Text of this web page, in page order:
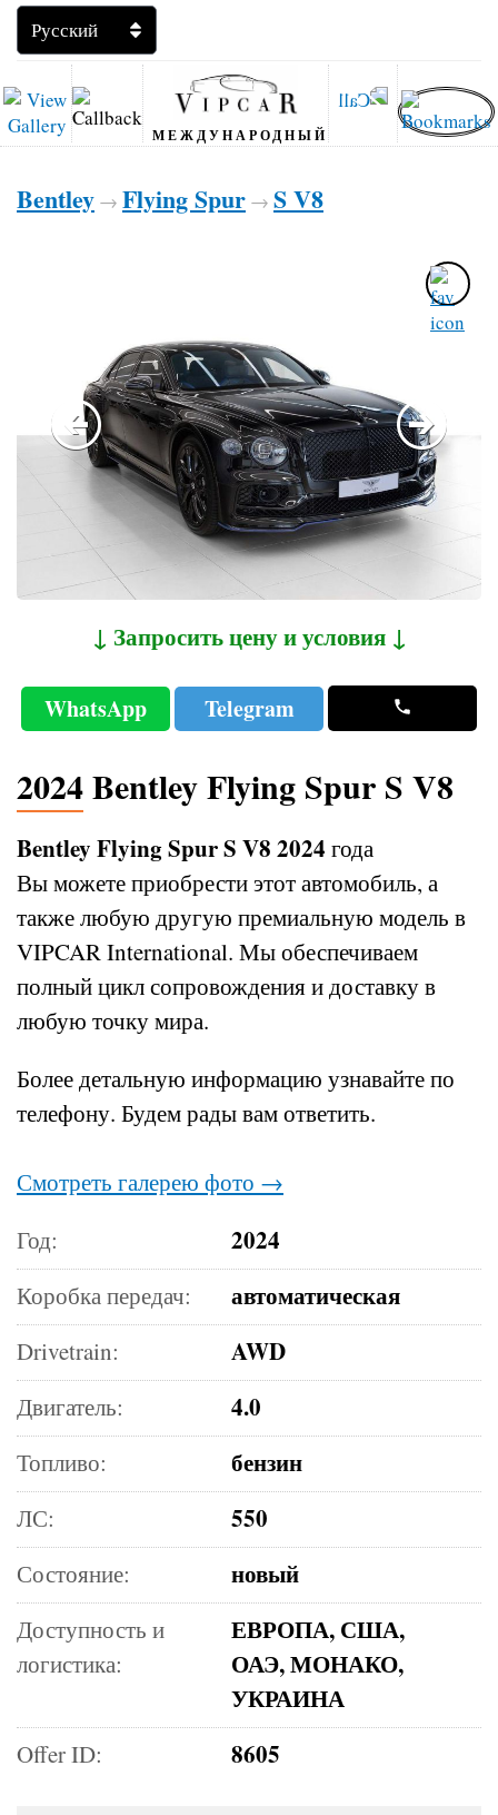
МЕЖДУНАРОДНЫЙ
Bentley → Flying Spur → S V8
↓ Запросить цену и условия ↓
WhatsApp Telegram
2024 Bentley Flying Spur S V8
Bentley Flying Spur S V8 2024 года
Вы можете приобрести этот автомобиль, а
также любую другую премиальную модель в
VIPCAR International. Мы обеспечиваем
полный цикл сопровождения и доставку в
любую точку мира.
Более детальную информацию узнавайте по
телефону. Будем рады вам ответить.
Смотреть галерею фото →
Год:
2024
Коробка передач: автоматическая
Drivetrain: AWD
Двигатель: 4.0
Топливо: бензин
ЛС: 550
Состояние: новый
Доступность и
логистика:
ЕВРОПА, США,
ОАЭ, МОНАКО,
УКРАИНА
Offer ID: 8605